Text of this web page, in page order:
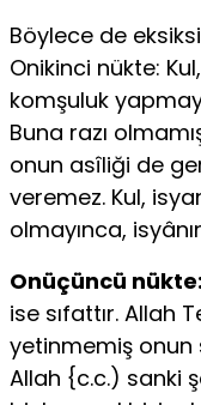
Böylece de
Onikinci nükte:
komşuluk
Buna razı
onun asîliği de
veremez. Kul,
olmayınca,
Onüçüncü nükte:
ise sıfattır. Allah
yetinmemiş onun
Allah {c.c.) sanki